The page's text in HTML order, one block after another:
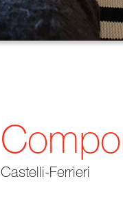
Castelli-Ferrieri